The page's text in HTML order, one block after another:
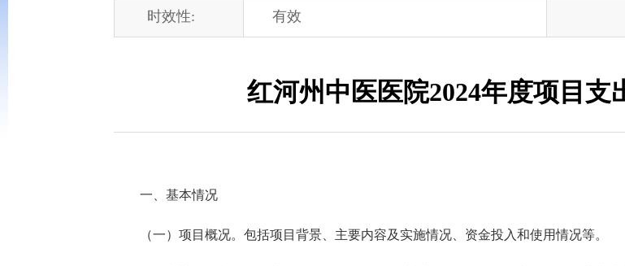
时效性: 有效
红河州中医医院2024年度项目支
一、基本情况
（一）项目概况。包括项目背景、主要内容及实施情况、资金投入和使用情况等。